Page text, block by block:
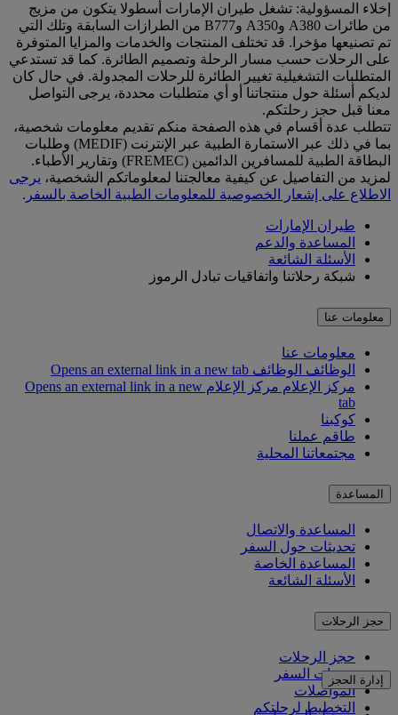
إخلاء المسؤولية: تشغل طيران الإمارات أسطولا يتكون من مزيج
من طائرات A380 وA350 وB777 من الطرازات السابقة وتلك التي
تم تصنيعها مؤخرا. قد تختلف المنتجات والخدمات والمزايا المتوفرة
على الرحلات حسب مسار الرحلة وتصميم الطائرة. كما قد تستدعي
المتطلبات التشغيلية تغيير الطائرة للرحلات المجدولة. في حال كان
لديكم أسئلة حول منتجاتنا أو أي متطلبات محددة، يرجى التواصل
معنا قبل حجز رحلتكم.
تتطلب عدة أقسام في هذه الصفحة منكم تقديم معلومات شخصية،
بما في ذلك عبر الاستمارة الطبية عبر الإنترنت (MEDIF) وطلبات
البطاقة الطبية للمسافرين الدائمين (FREMEC) وتقارير الأطباء.
لمزيد من التفاصيل عن كيفية معالجتنا لمعلوماتكم الشخصية، يرجى
الاطلاع على إشعار الخصوصية للمعلومات الطبية الخاصة بالسفر .
طيران الإمارات
المساعدة والدعم
الأسئلة الشائعة
شبكة رحلاتنا واتفاقيات تبادل الرموز
معلومات عنا
معلومات عنا
الوظائف الوظائف Opens an external link in a new tab
مركز الإعلام
مركز الإعلام Opens an external link in a new
tab
كوكبنا
طاقم عملنا
مجتمعاتنا المحلية
المساعدة
المساعدة والاتصال
تحديثات حول السفر
المساعدة الخاصة
الأسئلة الشائعة
حجز الرحلات
حجز الرحلات
خدمات السفر
المواصلات
التخطيط لرحلتكم
إدارة الحجز